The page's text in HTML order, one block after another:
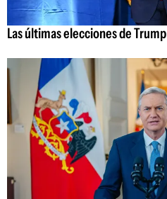
Las últimas elecciones de Trump